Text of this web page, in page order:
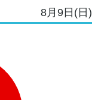
8月9日(日)